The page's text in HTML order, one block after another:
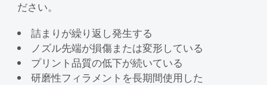
ださい。
詰まりが繰り返し発生する
ノズル先端が損傷または変形している
プリント品質の低下が続いている
研磨性フィラメントを長期間使用した